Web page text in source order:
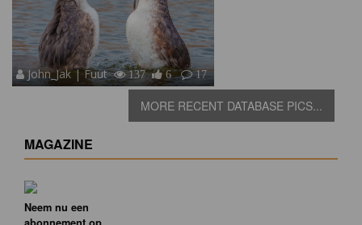
John_Jak | Fuut 137 6 17
MORE RECENT DATABASE PICS...
MAGAZINE
Neem nu een